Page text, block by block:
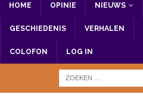
HOME OPINIE NIEUWS
GESCHIEDENIS VERHALEN
COLOFON LOG IN